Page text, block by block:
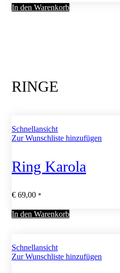
In den Warenkorb
RINGE
Schnellansicht
Zur Wunschliste hinzufügen
Ring Karola
€ 69,00 *
In den Warenkorb
Schnellansicht
Zur Wunschliste hinzufügen